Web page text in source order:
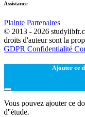
Assistance
Plainte Partenaires
© 2013 - 2026
droits d'auteur sont la
GDPR Confidentialité
Ajouter ce
Vous pouvez ajouter ce
d''étude.